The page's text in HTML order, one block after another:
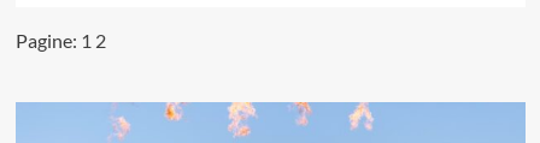
su
Faenza,
il
Pagine: 1 2